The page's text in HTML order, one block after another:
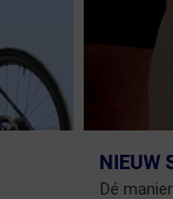
NIEUW
Dé